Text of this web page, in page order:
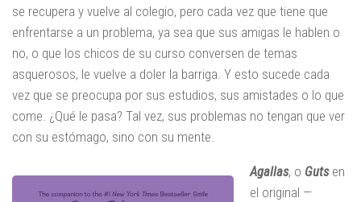
se recupera y vuelve al colegio, pero cada vez que tiene que
enfrentarse a un problema, ya sea que sus amigas le hablen o
no, o que los chicos de su curso conversen de temas
asquerosos, le vuelve a doler la barriga. Y esto sucede cada
vez que se preocupa por sus estudios, sus amistades o lo que
come. ¿Qué le pasa? Tal vez, sus problemas no tengan que ver
con su estómago, sino con su mente.
Agallas, o Gutsen
el original —